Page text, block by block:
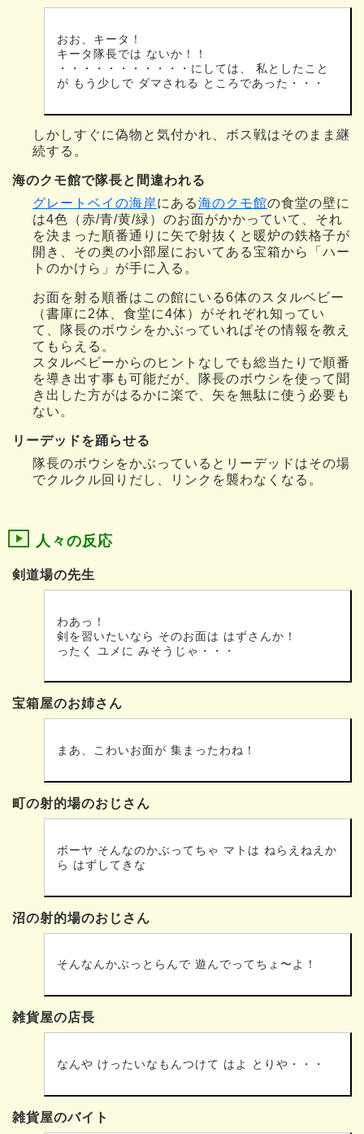
おお、キータ！
キータ隊長では ないか！！
・・・・・・・・・・・にしては、 私としたこと
が もう少しで ダマされる ところであった・・・
しかしすぐに偽物と気付かれ、ボス戦はそのまま継
続する。
海のクモ館で隊長と間違われる
グレートベイの海岸にある海のクモ館の食堂の壁に
は4色（赤/青/黄/緑）のお面がかかっていて、それ
を決まった順番通りに矢で射抜くと暖炉の鉄格子が
開き、その奥の小部屋においてある宝箱から「ハー
トのかけら」が手に入る。
お面を射る順番はこの館にいる6体のスタルベビー
（書庫に2体、食堂に4体）がそれぞれ知ってい
て、隊長のボウシをかぶっていればその情報を教え
てもらえる。
スタルベビーからのヒントなしでも総当たりで順番
を導き出す事も可能だが、隊長のボウシを使って聞
き出した方がはるかに楽で、矢を無駄に使う必要も
ない。
リーデッドを踊らせる
隊長のボウシをかぶっているとリーデッドはその場
でクルクル回りだし、リンクを襲わなくなる。
人々の反応
剣道場の先生
わあっ！
剣を習いたいなら そのお面は はずさんか！
ったく ユメに みそうじゃ・・・
宝箱屋のお姉さん
まあ、こわいお面が 集まったわね！
町の射的場のおじさん
ボーヤ そんなのかぶってちゃ マトは ねらえねえか
ら はずしてきな
沼の射的場のおじさん
そんなんかぶっとらんで 遊んでってちょ〜よ！
雑貨屋の店長
なんや けったいなもんつけて はよ とりや・・・
雑貨屋のバイト